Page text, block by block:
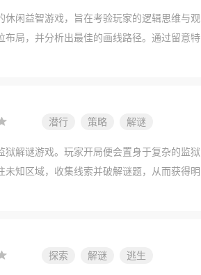
休闲益智游戏，旨在考验玩家的逻辑思维与观
局，并分析出最佳的画线路径。通过留意特
潜行 策略 解谜
解谜游戏。玩家开局便会置身于复杂的监狱
知区域，收集线索并破解谜题，从而获得明
决特殊难题，完成挑战。感兴趣的小伙伴快
探索 解谜 逃生